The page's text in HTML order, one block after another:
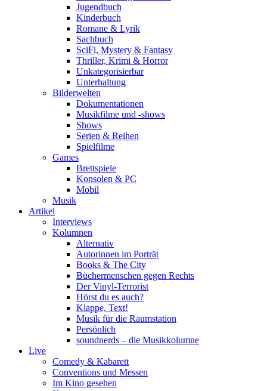
Jugendbuch
Kinderbuch
Romane & Lyrik
Sachbuch
SciFi, Mystery & Fantasy
Thriller, Krimi & Horror
Unkategorisierbar
Unterhaltung
Bilderwelten
Dokumentationen
Musikfilme und -shows
Shows
Serien & Reihen
Spielfilme
Games
Brettspiele
Konsolen & PC
Mobil
Musik
Artikel
Interviews
Kolumnen
Alternativ
Autorinnen im Porträt
Books & The City
Büchermenschen gegen Rechts
Der Vinyl-Terrorist
Hörst du es auch?
Klappe, Text!
Musik für die Raumstation
Persönlich
soundnerds – die Musikkolumne
Live
Comedy & Kabarett
Conventions und Messen
Im Kino gesehen